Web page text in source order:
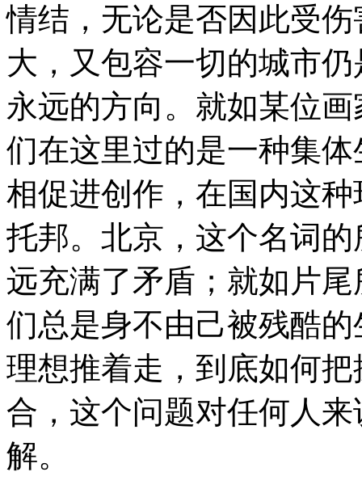
情结，无论是否因此受
大，又包容一切的城市
永远的方向。就如某位
们在这里过的是一种集
相促进创作，在国内这
托邦。北京，这个名词
远充满了矛盾；就如片
们总是身不由己被残酷
理想推着走，到底如何
合，这个问题对任何人
解。